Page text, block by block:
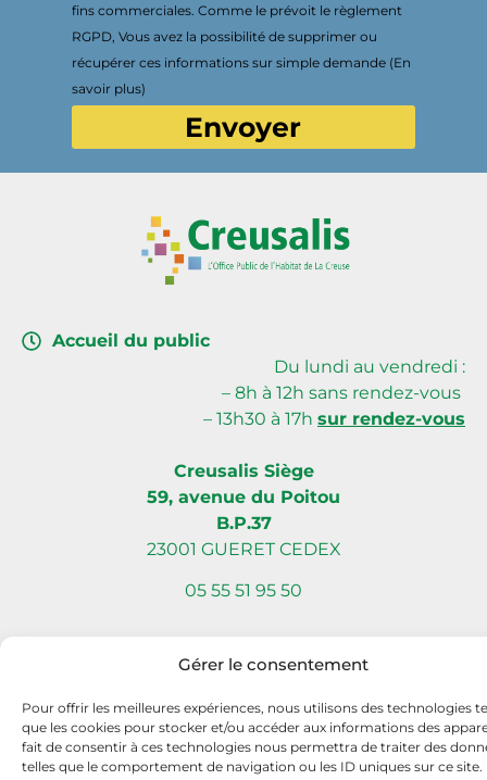
Gérer le consentement
Pour offrir les meilleures expériences, nous utilisons des technologies
que les cookies pour stocker et/ou accéder aux informations des
fait de consentir à ces technologies nous permettra de traiter des
telles que le comportement de navigation ou les ID uniques sur ce site.
fins commerciales. Comme le prévoit le règlement
RGPD, Vous avez la possibilité de supprimer ou
récupérer ces informations sur simple demande (En
savoir plus)
Envoyer
Accueil du public
Du lundi au vendredi :
– 8h à 12h sans rendez-vous
– 13h30 à 17h sur rendez-vous
Creusalis Siège
59, avenue du Poitou
B.P.37
23001 GUERET CEDEX
05 55 51 95 50
à Nantes Sud (Vallet)